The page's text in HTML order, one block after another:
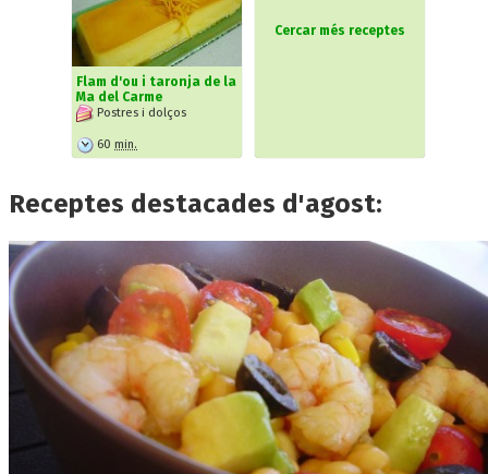
Flam d'ou i taronja de la
Ma del Carme
Postres i dolços
60 min.
Cercar més receptes
Receptes destacades d'agost: